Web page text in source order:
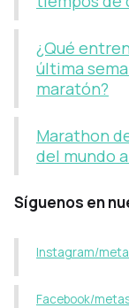
¿Qué
última
maratón?
Marathon
del mundo
Síguenos en
Instagram/
Facebook/